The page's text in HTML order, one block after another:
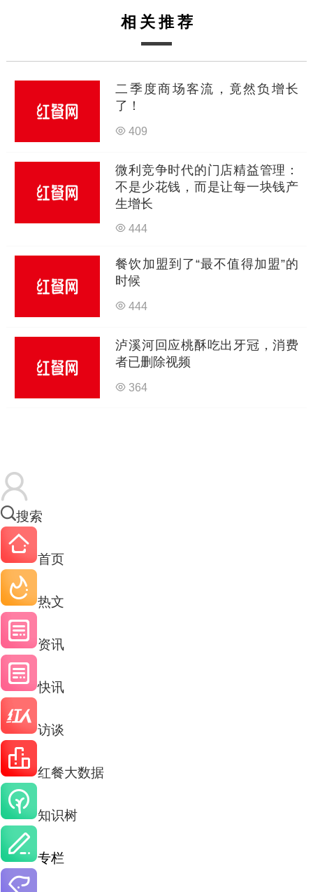
相关推荐
二季度商场客流，竟然负增长
了！
409
微利竞争时代的门店精益管理：
不是少花钱，而是让每一块钱产
生增长
444
餐饮加盟到了“最不值得加盟”的
时候
444
泸溪河回应桃酥吃出牙冠，消费
者已删除视频
364
搜索
首页
热文
资讯
快讯
访谈
红餐大数据
知识树
专栏